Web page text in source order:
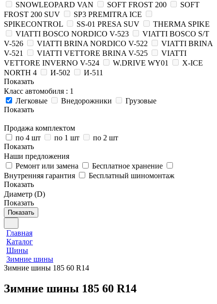
SNOWLEOPARD VAN
SOFT FROST 200
SOFT
FROST 200 SUV
SP3 PREMITRA ICE
SPIKECONTROL
SS-01 PRESA SUV
THERMA SPIKE
VIATTI BOSCO NORDICO V-523
VIATTI BOSCO S/T
V-526
VIATTI BRINA NORDICO V-522
VIATTI BRINA
V-521
VIATTI VETTORE BRINA V-525
VIATTI
VETTORE INVERNO V-524
W.DRIVE WY01
X-ICE
NORTH 4
И-502
И-511
Показать
Класс автомобиля : 1
Легковые
Внедорожники
Грузовые
Показать
Продажа комплектом
по 4 шт
по 1 шт
по 2 шт
Показать
Наши предложения
Ремонт или замена
Бесплатное хранение
Внутренняя гарантия
Бесплатный шиномонтаж
Показать
Диаметр (D)
Показать
Показать
Главная
Каталог
Шины
Зимние шины
Зимние шины 185 60 R14
Зимние шины 185 60 R14